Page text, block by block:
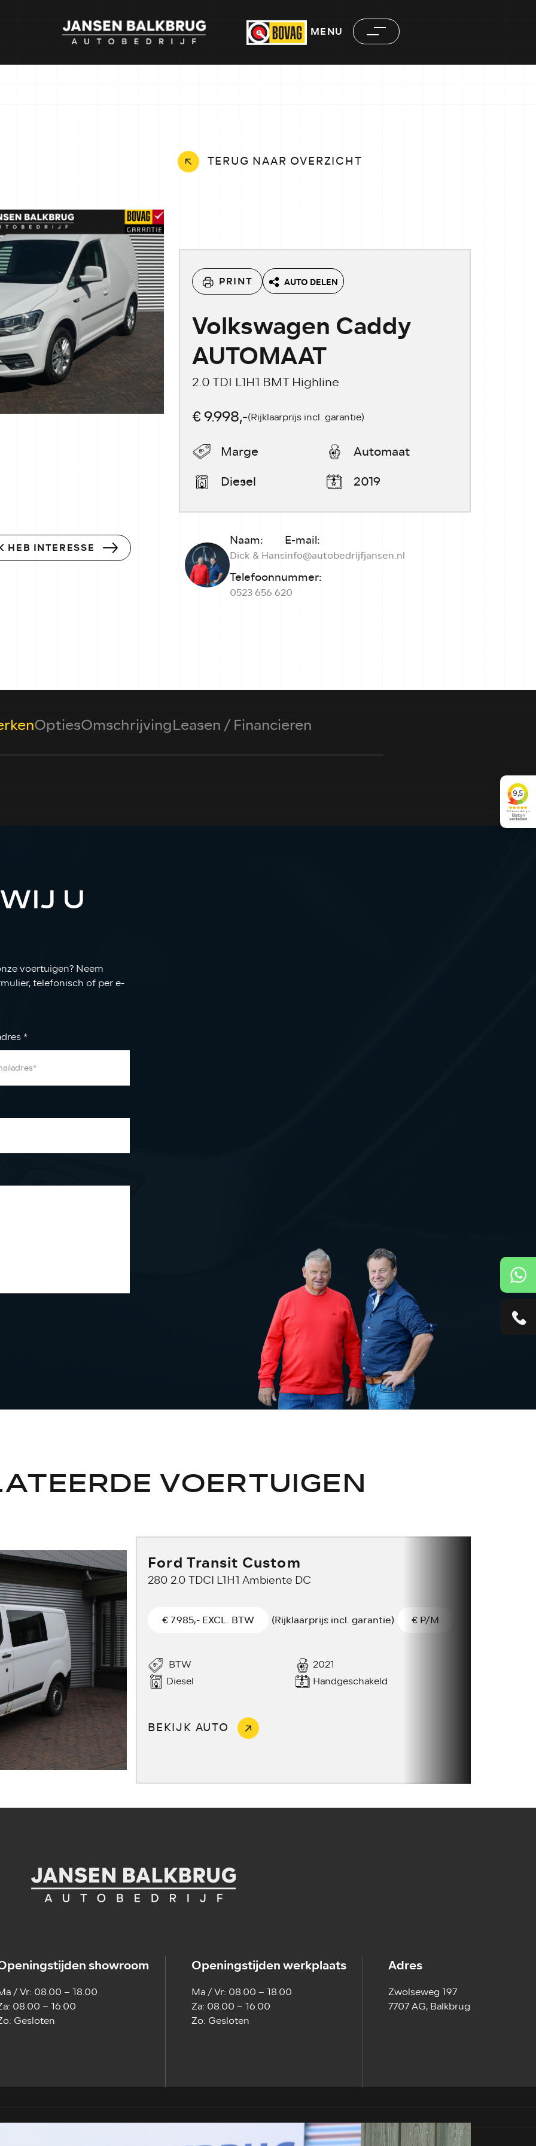
MENU
TERUG NAAR OVERZICHT
PRINT AUTO DELEN
Volkswagen Caddy
AUTOMAAT
2.0 TDI L1H1 BMT Highline
€ 9.998,-(Rijklaarprijs incl. garantie)
Marge
Automaat
Diesel
2019
HEB INTERESSE Naam:
Dick & Hans
E-mail:
info@autobedrijfjansen.nl
Telefoonnummer:
0523 656 620
OptiesOmschrijvingLeasen / Financieren
U
voertuigen? Neem
telefonisch of per e-
*
VOERTUIGEN
Ford Transit Custom
280 2.0 TDCI L1H1 Ambiente DC
€ 7.985,- EXCL. BTW (Rijklaarprijs incl. garantie) € P/M
BTW
2021
Diesel
Handgeschakeld
BEKIJK AUTO
showroom
/ Vr: 08.00 – 18.00
08.00 – 16.00
Gesloten
Openingstijden werkplaats
Ma / Vr: 08.00 – 18.00
Za: 08.00 – 16.00
Zo: Gesloten
Adres
Zwolseweg 197
7707 AG, Balkbrug